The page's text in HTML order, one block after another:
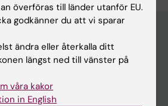
överföras till länder utanför EU.
godkänner du att vi sparar
ändra eller återkalla ditt
längst ned till vänster på
våra kakor
in English